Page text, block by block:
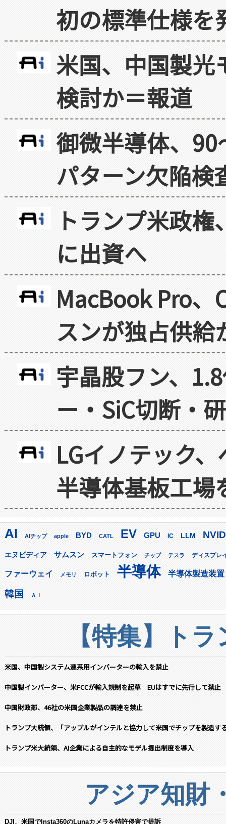
初の標準仕様を
米国、中国製光
検討か＝報道
御微半導体、
パターン欠陥検
トランプ米政
に出資へ
MacBook Pro
スンが独占供給
宇晶股フン、
ー・SiC切断・
LGイノテック
半導体基板工場
AI AIチップ apple BYD CATL EV GPU IC LLM
エヌビディア サムスン スマートフォン チップ テスラ ディスプレ
ファーウェイ メモリ ロボット 半導体 半導体製造装置
韓国 ＡＩ
【特集】ト
米国、中国製システム連系用インバーターの輸入を禁止
中国製インバーター、米FCCが輸入規制を起草 EUはすでに先行して禁止
中国財政部、46社の米国企業製品の調達を禁止
トランプ大統領、「アップルがインテルと協力して米国でチップを製造す
トランプ米大統領、AI企業による自主的なモデル提出制度を導入
アジア知財
DJI、米国でInsta360のLunaカメラを特許侵害で提訴